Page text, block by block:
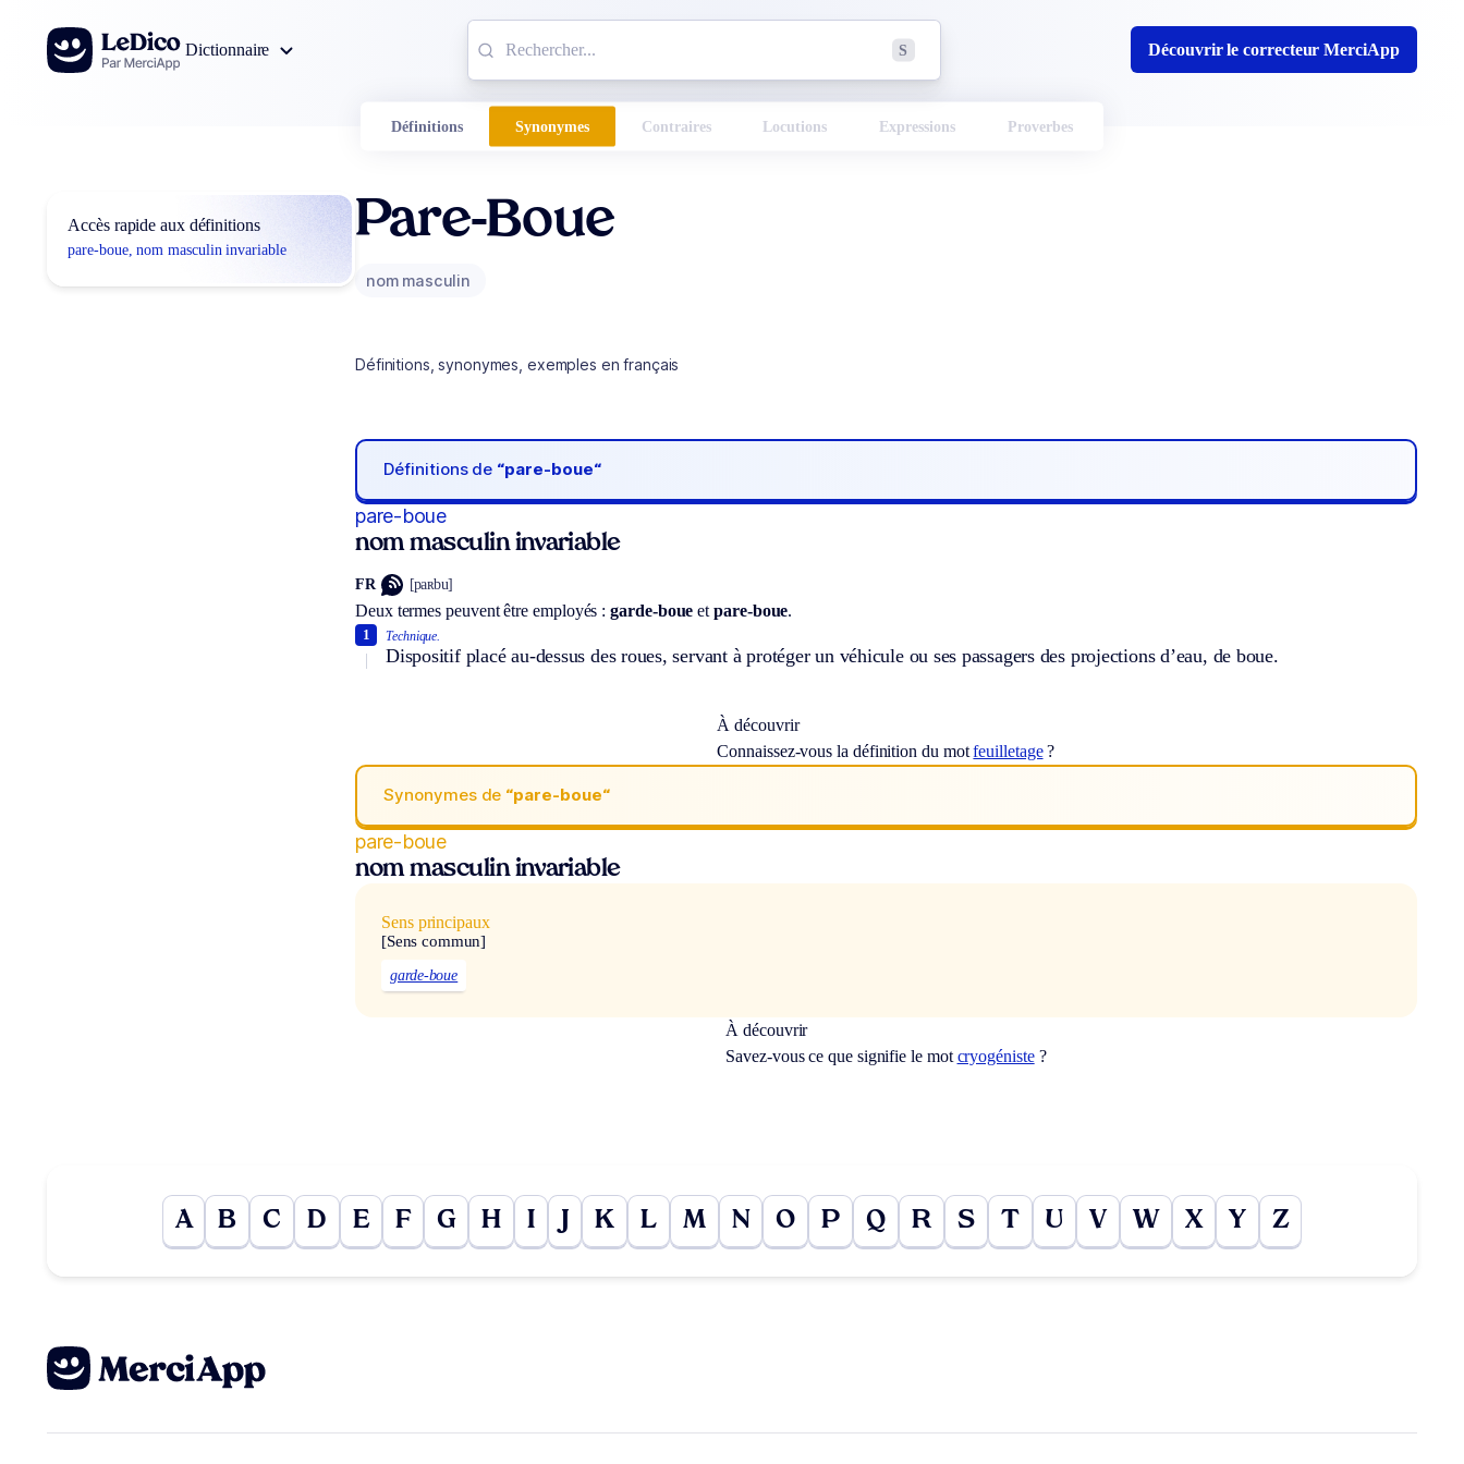
Aller au contenu
Dictionnaire
S Découvrir le correcteur MerciApp
Définitions Synonymes Contraires Locutions Expressions Proverbes
Accès rapide aux définitions
pare-boue, nom masculin invariable
Pare-Boue
nom masculin
Définitions, synonymes, exemples en français
Définitions de “pare-boue“
pare-boue
nom masculin invariable
FR [paʀbu]
Deux termes peuvent être employés :garde-boue etpare-boue.
Technique.
Dispositif placé au-dessus des roues, servant à protéger un véhicule ou ses passagers des projections d’eau, de boue.
1
À découvrir
Connaissez-vous la définition du motfeuilletage?
Synonymes de “pare-boue“
pare-boue
nom masculin invariable
Sens principaux
[Sens commun]
garde-boue
À découvrir
Savez-vous ce que signifie le mot cryogéniste?
A B C D E F G H I J K L M N O P Q R S T U V W X Y Z